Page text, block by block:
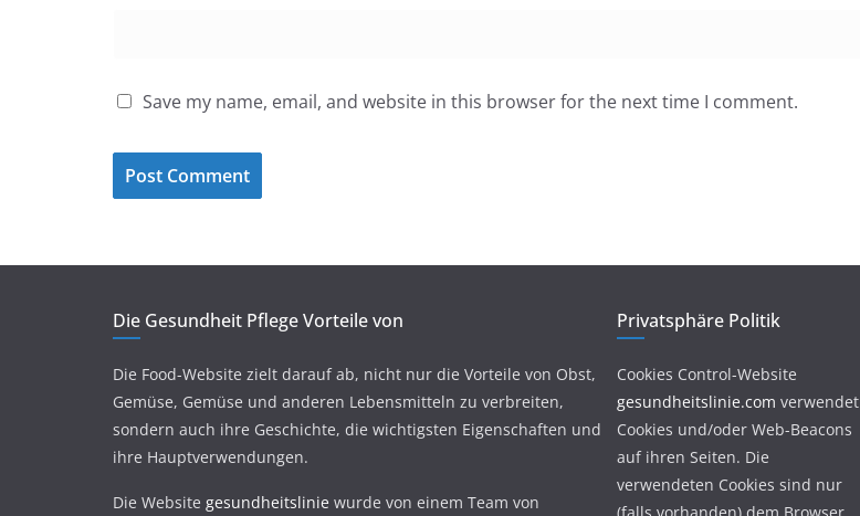
Save my name, email, and website in this browser for the next time I comment.
Die Gesundheit Pflege Vorteile von
Die Food-Website zielt darauf ab, nicht nur die Vorteile von Obst,
Gemüse, Gemüse und anderen Lebensmitteln zu verbreiten,
sondern auch ihre Geschichte, die wichtigsten Eigenschaften und
ihre Hauptverwendungen.
Die Website gesundheitslinie wurde von einem Team von
Privatsphäre Politik
Cookies Control-Website
gesundheitslinie.com verwendet
Cookies und/oder Web-Beacons
auf ihren Seiten. Die
verwendeten Cookies sind nur